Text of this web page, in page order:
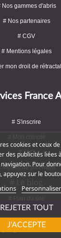
Nos gammes d'abris
# Nos partenaires
# CGV
# Mentions légales
mon droit de
France
# S'inscrire
# FAQ
Modes de paiement
nous !
cookies et ceux
des publicités liées
Pour
appuyez sur le
REJETER TOUT
J'ACCEPTE